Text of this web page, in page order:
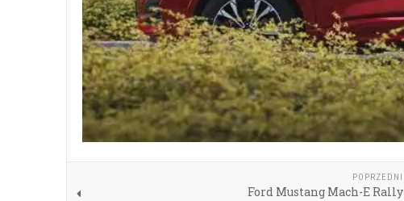
POPRZEDNI
Ford Mustang Mach-E Rally